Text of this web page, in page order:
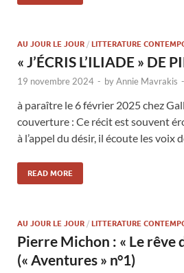
AU JOUR LE JOUR / LITTERATURE
« J’ÉCRIS L’ILIADE » DE
19 novembre 2024 - byAnnie Mavrakis -
à paraître le 6 février 2025 chez
couverture : Ce récit est souvent
à l’appel du désir, il écoute les voix
READ MORE
AU JOUR LE JOUR / LITTERATURE
Pierre Michon : « Le rêve
(« Aventures » n°1)